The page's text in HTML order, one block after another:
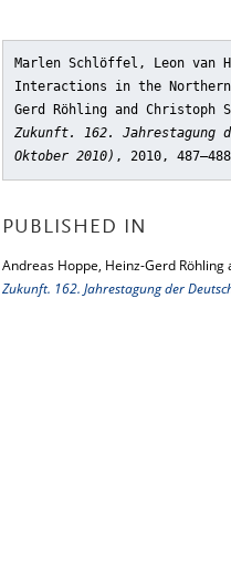
Marlen Schlöffel, Leon van
Interactions in the Northern
Gerd Röhling and Christoph
Zukunft. 162. Jahrestagung
Oktober 2010) , 2010, 487–488
PUBLISHED IN
Andreas Hoppe, Heinz-Gerd Röhling
Zukunft. 162. Jahrestagung der